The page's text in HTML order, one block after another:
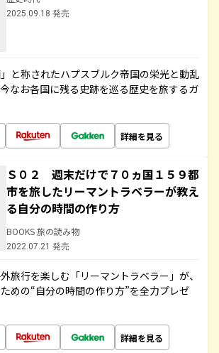
2025.09.18 発売
」と称されたハプスブルク帝国の栄光と動乱
なお各国に残る史跡を巡る歴史を旅するガ
詳細を見る
Ｓ０２ 週末だけで７０ヵ国１５９都
市を旅したリーマントラベラーが教え
る自分の時間の作り方
BOOKS 旅の読み物
2022.07.21 発売
旅行を楽しむ「リーマントラベラー」が、
めの“自分の時間の作り方”を全力プレゼ
詳細を見る